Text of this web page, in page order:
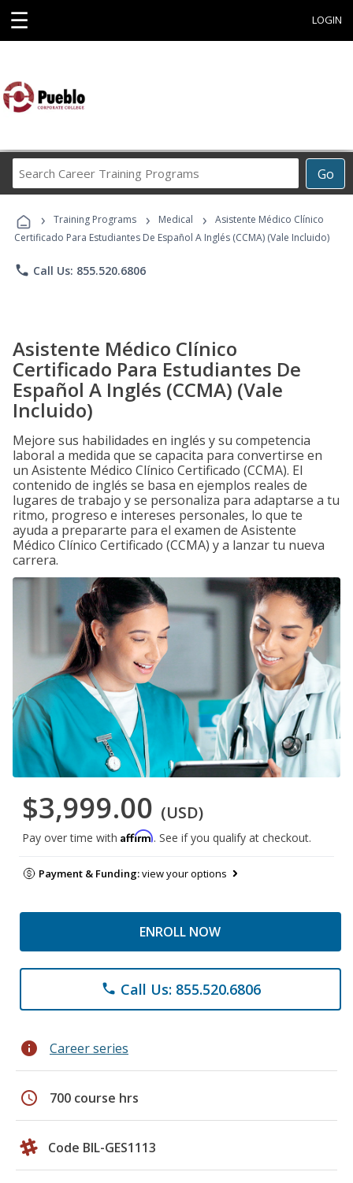
☰ LOGIN
Go
Career
Programs
› Training Programs › Medical ›
Asistente Médico Clínico
Certificado Para Estudiantes De Español A Inglés (CCMA) (Vale Incluido)
phone Call Us: 855.520.6806
Asistente Médico Clínico
Certificado Para Estudiantes De
Español A Inglés (CCMA) (Vale
Incluido)
Mejore sus habilidades en inglés y su competencia
laboral a medida que se capacita para convertirse en
un Asistente Médico Clínico Certificado (CCMA). El
contenido de inglés se basa en ejemplos reales de
lugares de trabajo y se personaliza para adaptarse a tu
ritmo, progreso e intereses personales, lo que te
ayuda a prepararte para el examen de Asistente
Médico Clínico Certificado (CCMA) y a lanzar tu nueva
carrera.
$3,999.00 (USD)
Pay over time with Affirm. See if you qualify at checkout.
Payment & Funding:view your options
ENROLL NOW
phone Call Us: 855.520.6806
info Career series
schedule 700 course hrs
Code BIL-GES1113